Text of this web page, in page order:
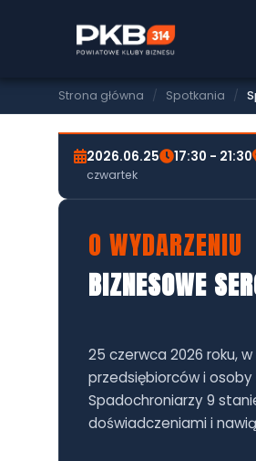
Strona główna / Spotkania /
SPOTKANIE BIZNESOWE
2026.06.25
czwartek
17:30 - 21:30
O WYDARZENIU
BIZNESOWE
25 czerwca 2026 roku,
przedsiębiorców i osoby
Spadochroniarzy 9
doświadczeniami i